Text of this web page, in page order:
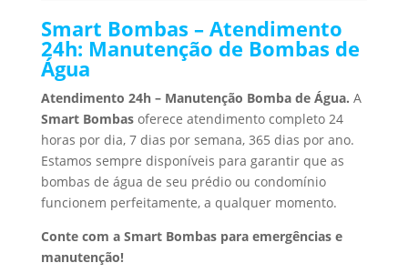
Smart Bombas – Atendimento
24h: Manutenção de Bombas de
Água
Atendimento 24h – Manutenção Bomba de Água. A
Smart Bombasoferece atendimento completo 24
horas por dia, 7 dias por semana, 365 dias por ano.
Estamos sempre disponíveis para garantir que as
bombas de água de seu prédio ou condomínio
funcionem perfeitamente, a qualquer momento.
Conte com a Smart Bombas para emergências e
manutenção!